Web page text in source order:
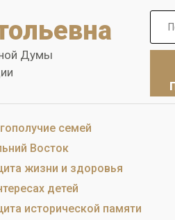
Думы
семей
Восток
жизни и здоровья
детей
исторической памяти